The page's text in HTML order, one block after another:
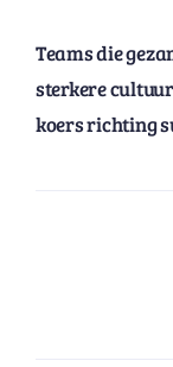
Teamsdie
sterkere
koers richting